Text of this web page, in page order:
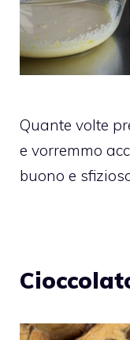
Quante volte
e vorremmo
buono e